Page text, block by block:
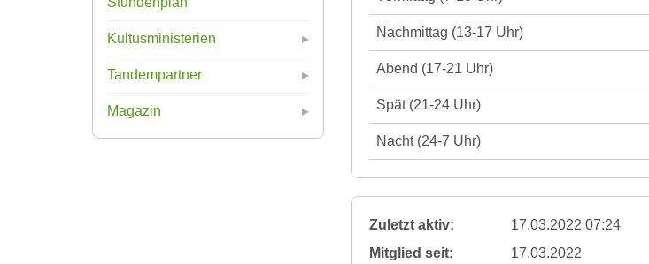
Kultusministerien
Tandempartner
Magazin
Nachmittag (13-17 Uhr)
Abend (17-21 Uhr)
Spät (21-24 Uhr)
Nacht (24-7 Uhr)
Zuletzt aktiv: 17.03.2022 07:24
Mitglied seit:
17.03.2022